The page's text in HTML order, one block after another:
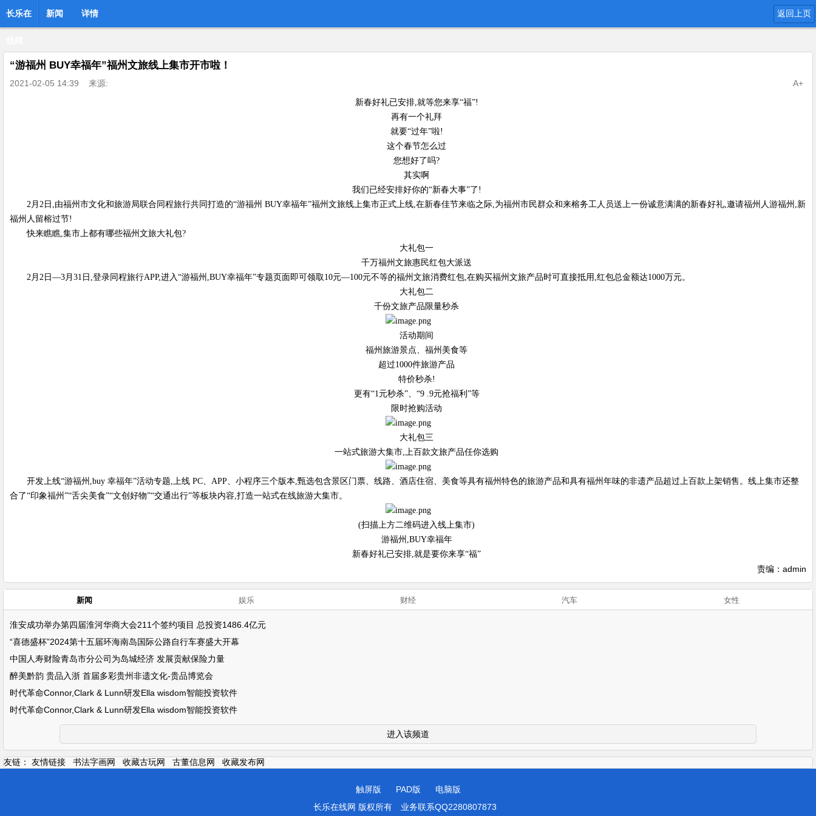
长乐在 新闻 详情 返回上页
“游福州 BUY幸福年”福州文旅线上集市开市啦！
2021-02-05 14:39 来源: A+
新春好礼已安排,就等您来享“福”!
再有一个礼拜
就要“过年”啦!
这个春节怎么过
您想好了吗?
其实啊
我们已经安排好你的“新春大事”了!
2月2日,由福州市文化和旅游局联合同程旅行共同打造的“游福州 BUY幸福年”福州文旅线上集市正式上线,在新春佳节来临之际,为福州市民群众和来榕务工人员送上一份诚意满满的新春好礼,邀请福州人游福州,新
福州人留榕过节!
快来瞧瞧,集市上都有哪些福州文旅大礼包?
大礼包一
千万福州文旅惠民红包大派送
2月2日—3月31日,登录同程旅行APP,进入“游福州,BUY幸福年”专题页面即可领取10元—100元不等的福州文旅消费红包,在购买福州文旅产品时可直接抵用,红包总金额达1000万元。
大礼包二
千份文旅产品限量秒杀
活动期间
福州旅游景点、福州美食等
超过1000件旅游产品
特价秒杀!
更有“1元秒杀”、“9 .9元抢福利”等
限时抢购活动
大礼包三
一站式旅游大集市,上百款文旅产品任你选购
开发上线“游福州,buy 幸福年”活动专题,上线 PC、APP、小程序三个版本,甄选包含景区门票、线路、酒店住宿、美食等具有福州特色的旅游产品和具有福州年味的非遗产品超过上百款上架销售。线上集市还整
合了“印象福州”“舌尖美食”“文创好物”“交通出行”等板块内容,打造一站式在线旅游大集市。
(扫描上方二维码进入线上集市)
游福州,BUY幸福年
新春好礼已安排,就是要你来享“福”
责编：admin
新闻 娱乐 财经 汽车 女性
淮安成功举办第四届淮河华商大会211个签约项目 总投资1486.4亿元
“喜德盛杯”2024第十五届环海南岛国际公路自行车赛盛大开幕
中国人寿财险青岛市分公司为岛城经济 发展贡献保险力量
醉美黔韵 贵品入浙 首届多彩贵州非遗文化-贵品博览会
时代革命Connor,Clark & Lunn研发Ella wisdom智能投资软件
时代革命Connor,Clark & Lunn研发Ella wisdom智能投资软件
进入该频道
友链： 友情链接 书法字画网 收藏古玩网 古董信息网 收藏发布网
触屏版 PAD版
电脑版
长乐在线网 版权所有
业务联系QQ2280807873